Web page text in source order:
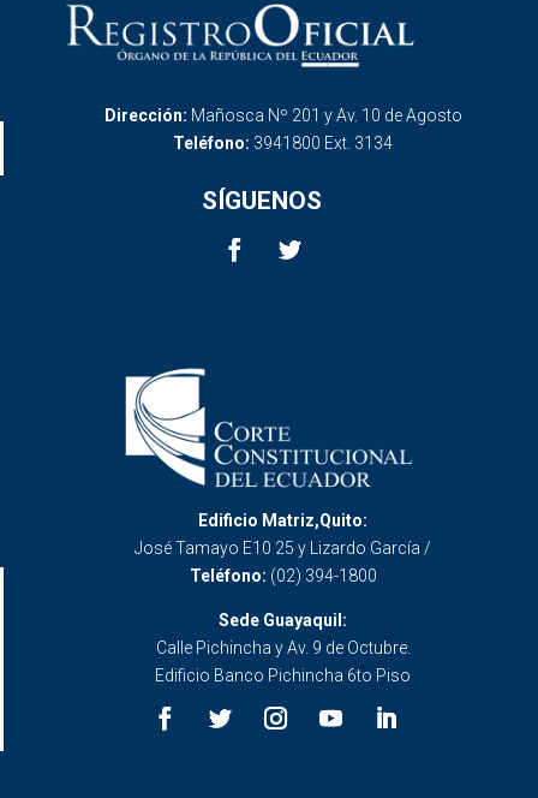
Dirección: Mañosca Nº 201 y Av. 10 de Agosto
Teléfono: 3941800 Ext. 3134
SÍGUENOS
Edificio Matriz,Quito:
José Tamayo E10 25 y Lizardo García /
Teléfono: (02) 394-1800
Sede Guayaquil:
Calle Pichincha y Av. 9 de Octubre.
Edificio Banco Pichincha 6to Piso